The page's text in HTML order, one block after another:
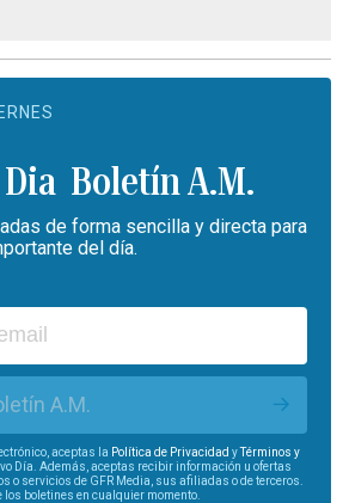
Boletín A.M.
de forma sencilla y directa para
del día.
A.M.
aceptas la Política de Privacidad yTérminos y
Día. Además, aceptas recibir información u ofertas
o servicios de GFR Media, sus afiliadas o de terceros.
los boletines en cualquier momento.